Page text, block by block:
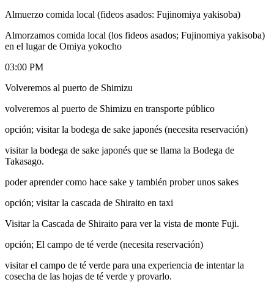
Almuerzo comida local (fideos asados: Fujinomiya yakisoba)
Almorzamos comida local (los fideos asados; Fujinomiya yakisoba)
en el lugar de Omiya yokocho
03:00 PM
Volveremos al puerto de Shimizu
volveremos al puerto de Shimizu en transporte público
opción; visitar la bodega de sake japonés (necesita reservación)
visitar la bodega de sake japonés que se llama la Bodega de
Takasago.
poder aprender como hace sake y también prober unos sakes
opción; visitar la cascada de Shiraito en taxi
Visitar la Cascada de Shiraito para ver la vista de monte Fuji.
opción; El campo de té verde (necesita reservación)
visitar el campo de té verde para una experiencia de intentar la
cosecha de las hojas de té verde y provarlo.